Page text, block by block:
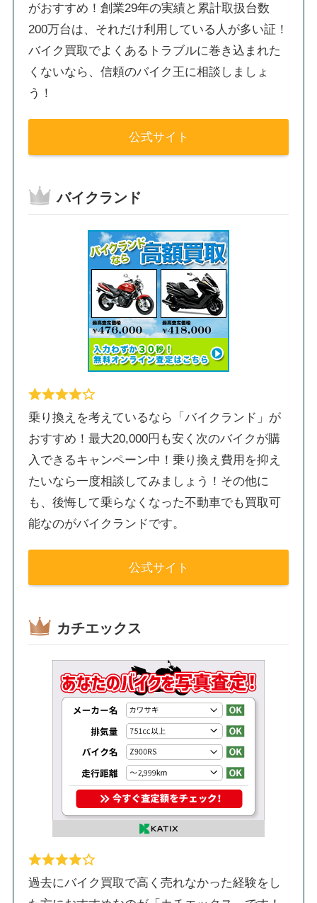
がおすすめ！創業29年の実績と累計取扱台数
200万台は、それだけ利用している人が多い証！
バイク買取でよくあるトラブルに巻き込まれた
くないなら、信頼のバイク王に相談しましょ
う！
公式サイト
バイクランド
乗り換えを考えているなら「バイクランド」が
おすすめ！最大20,000円も安く次のバイクが購
入できるキャンペーン中！乗り換え費用を抑え
たいなら一度相談してみましょう！その他に
も、後悔して乗らなくなった不動車でも買取可
能なのがバイクランドです。
公式サイト
カチエックス
過去にバイク買取で高く売れなかった経験をし